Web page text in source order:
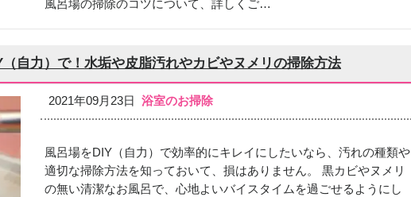
風呂場の掃除のコツについて、詳しくご…
自力）で！水垢や皮脂汚れやカビやヌメリの掃除方法
2021年09月23日 浴室のお掃除
風呂場をDIY（自力）で効率的にキレイにしたいなら、汚れの種類や
適切な掃除方法を知っておいて、損はありません。 黒カビやヌメリ
の無い清潔なお風呂で、心地よいバイスタイムを過ごせるようにし